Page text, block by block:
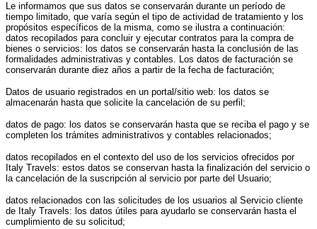
Le informamos que sus datos se conservarán durante un período de
tiempo limitado, que varía según el tipo de actividad de tratamiento y los
propósitos específicos de la misma, como se ilustra a continuación:
datos recopilados para concluir y ejecutar contratos para la compra de
bienes o servicios: los datos se conservarán hasta la conclusión de las
formalidades administrativas y contables. Los datos de facturación se
conservarán durante diez años a partir de la fecha de facturación;
Datos de usuario registrados en un portal/sitio web: los datos se
almacenarán hasta que solicite la cancelación de su perfil;
datos de pago: los datos se conservarán hasta que se reciba el pago y se
completen los trámites administrativos y contables relacionados;
datos recopilados en el contexto del uso de los servicios ofrecidos por
Italy Travels: estos datos se conservan hasta la finalización del servicio o
la cancelación de la suscripción al servicio por parte del Usuario;
datos relacionados con las solicitudes de los usuarios al Servicio cliente
de Italy Travels: los datos útiles para ayudarlo se conservarán hasta el
cumplimiento de su solicitud;